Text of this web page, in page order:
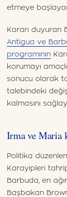
etmeye
Kararı duyuran
Antigua ve
programının
korumayı
sonucu olarak
talebindeki
kalmasını
Irma ve Maria
Politika
Karayipleri
Barbuda, en
Başbakan